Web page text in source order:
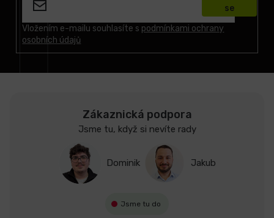
Vložením e-mailu souhlasíte s podmínkami ochrany
osobních údajů
se
Zákaznická podpora
Jsme tu, když si nevíte rady
Dominik Jakub
Jsme tu do